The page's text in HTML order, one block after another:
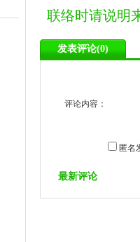
联络时请说明
发表评论(0)
评论内容：
匿
最新评论